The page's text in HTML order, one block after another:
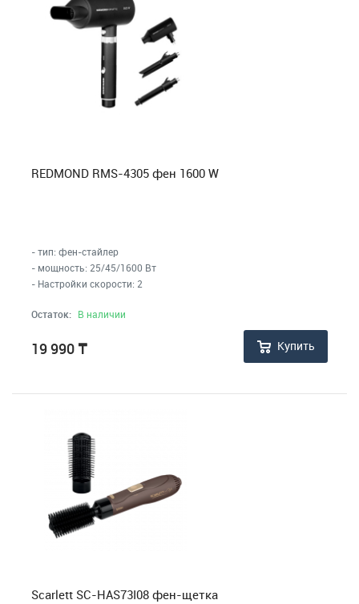
REDMOND RMS-4305 фен 1600 W
- тип: фен-стайлер
- мощность: 25/45/1600 Вт
- Настройки скорости: 2
Остаток: В наличии
19 990 ₸ Купить
Scarlett SC-HAS73I08 фен-щетка